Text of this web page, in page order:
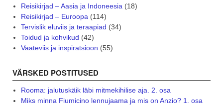
Reisikirjad – Aasia ja Indoneesia (18)
Reisikirjad – Euroopa (114)
Tervislik eluviis ja teraapiad (34)
Toidud ja kohvikud (42)
Vaateviis ja inspiratsioon (55)
VÄRSKED POSTITUSED
Rooma: jalutuskäik läbi mitmekihilise aja. 2. osa
Miks minna Fiumicino lennujaama ja mis on Anzio? 1. osa